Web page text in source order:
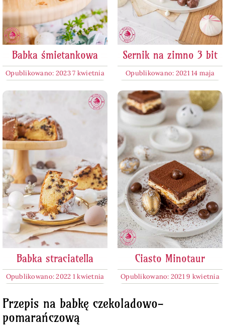
Babka śmietankowa
Opublikowano: 2023 7 kwietnia
Sernik na zimno 3 bit
Opublikowano: 2021 14 maja
Babka straciatella
Opublikowano: 2022 1 kwietnia
Ciasto Minotaur
Opublikowano: 2021 9 kwietnia
Przepis na babkę czekoladowo-
pomarańczową